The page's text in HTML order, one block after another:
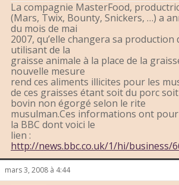
La compagnie MasterFood,
(Mars, Twix, Bounty, Snickers, …) a
du mois de mai
2007, qu’elle changera sa production
utilisant de la
graisse animale à la place de la
nouvelle mesure
rend ces aliments illicites pour les
de ces graisses étant soit du porc
bovin non égorgé selon le rite
musulman.Ces informations ont
la BBC dont voici le
lien :
http://news.bbc.co.uk/1/hi/business/
mars 3, 2008 à 4:44